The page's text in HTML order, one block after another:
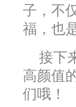
子，不
福，也
接下
高颜值
们哦！